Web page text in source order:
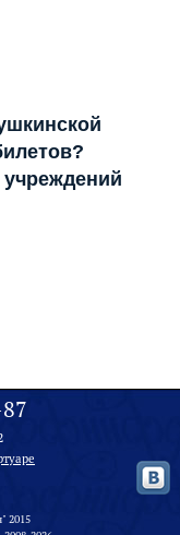
учреждений
2015